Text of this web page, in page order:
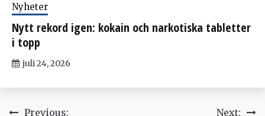
Nyheter
Nytt rekord igen: kokain och narkotiska tabletter
i topp
juli 24, 2026
Previous:
Next: